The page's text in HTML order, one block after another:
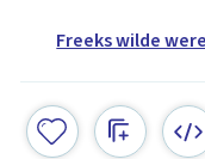
Freeks wilde